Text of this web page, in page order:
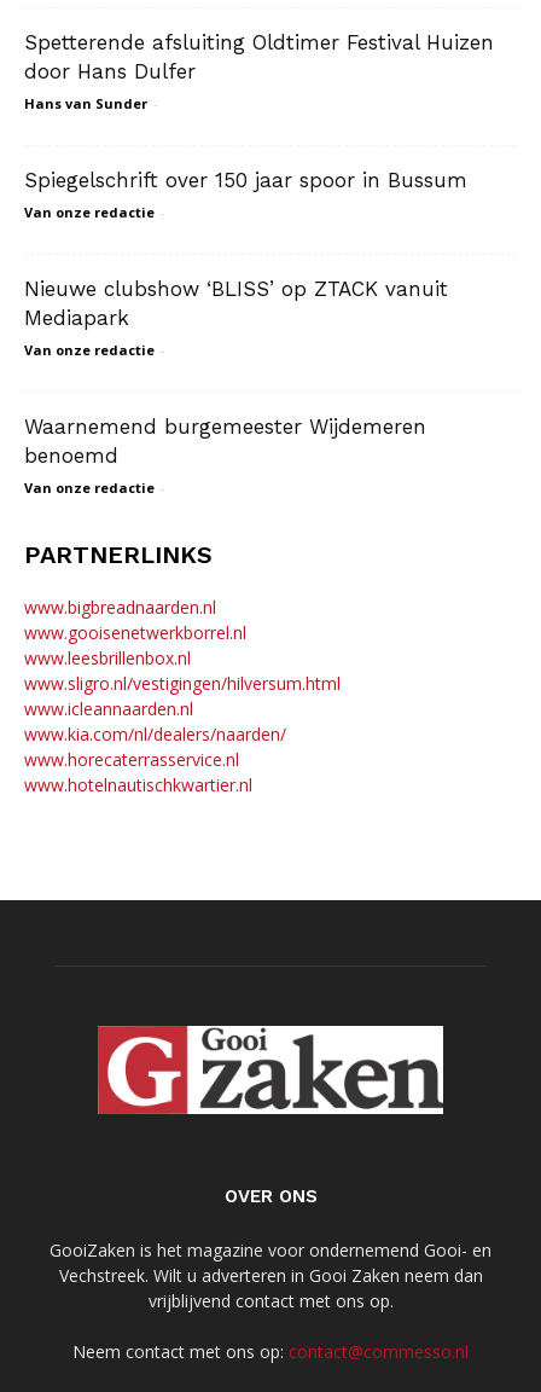
Spetterende afsluiting Oldtimer Festival Huizen
door Hans Dulfer
Hans van Sunder -
Spiegelschrift over 150 jaar spoor in Bussum
Van onze redactie -
Nieuwe clubshow ‘BLISS’ op ZTACK vanuit
Mediapark
Van onze redactie -
Waarnemend burgemeester Wijdemeren
benoemd
Van onze redactie -
PARTNERLINKS
www.bigbreadnaarden.nl
www.gooisenetwerkborrel.nl
www.leesbrillenbox.nl
www.sligro.nl/vestigingen/hilversum.html
www.icleannaarden.nl
www.kia.com/nl/dealers/naarden/
www.horecaterrasservice.nl
www.hotelnautischkwartier.nl
OVER ONS
GooiZaken is het magazine voor ondernemend Gooi- en
Vechstreek. Wilt u adverteren in Gooi Zaken neem dan
vrijblijvend contact met ons op.
Neem contact met ons op: contact@commesso.nl